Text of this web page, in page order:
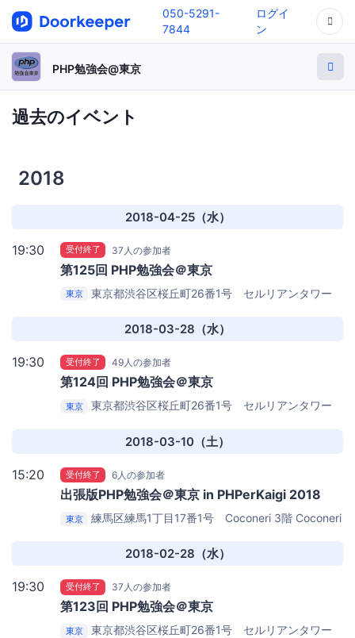
050-5291-
7844
ログイ
ン
PHP勉強会@東京
過去のイベント
2018
2018-04-25（水）
19:30 受付終了 37人の参加者
第125回 PHP勉強会＠東京
東京
東京都渋谷区桜丘町26番1号 セルリアンタワー
2018-03-28（水）
19:30 受付終了 49人の参加者
第124回 PHP勉強会＠東京
東京
東京都渋谷区桜丘町26番1号 セルリアンタワー
2018-03-10（土）
15:20 受付終了 6人の参加者
出張版PHP勉強会＠東京 in PHPerKaigi 2018
東京 練馬区練馬1丁目17番1号 Coconeri 3階 Coconeri
2018-02-28（水）
19:30 受付終了 37人の参加者
第123回 PHP勉強会＠東京
東京
東京都渋谷区桜丘町26番1号 セルリアンタワー